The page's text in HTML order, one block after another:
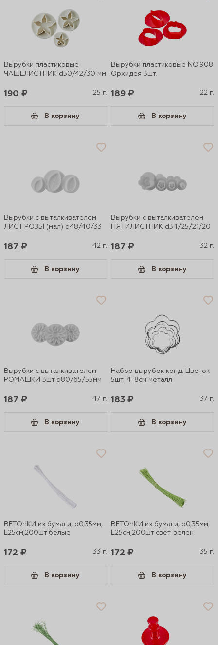
Вырубки пластиковые
ЧАШЕЛИСТНИК d50/42/30 мм
190 ₽ 25 г.
В корзину
Вырубки пластиковые NO.908
Орхидея 3шт.
189 ₽ 22 г.
В корзину
Вырубки с выталкивателем
ЛИСТ РОЗЫ (мал) d48/40/33
187 ₽ 42 г.
В корзину
Вырубки с выталкивателем
ПЯТИЛИСТНИК d34/25/21/20
187 ₽ 32 г.
В корзину
Вырубки с выталкивателем
РОМАШКИ 3шт d80/65/55мм
187 ₽ 47 г.
В корзину
Набор вырубок конд. Цветок
5шт. 4-8см металл
183 ₽ 37 г.
В корзину
ВЕТОЧКИ из бумаги, d0,35мм,
L25см,200шт белые
172 ₽ 33 г.
В корзину
ВЕТОЧКИ из бумаги, d0,35мм,
L25см,200шт свет-зелен
172 ₽ 35 г.
В корзину